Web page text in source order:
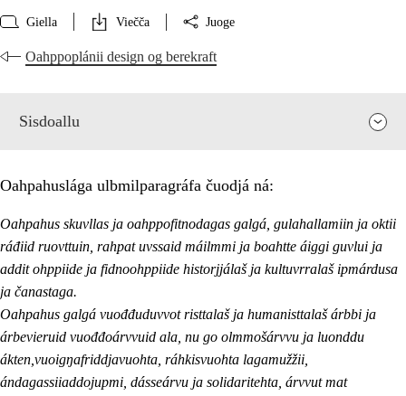
Giella Viečča Juoge
Oahppoplánii design og berekraft
Sisdoallu
Oahpahuslága ulbmilparagráfa čuodjá ná:
Oahpahus skuvllas ja oahppofitnodagas galgá, gulahallamiin ja oktii
ráđiid ruovttuin, rahpat uvssaid máilmmi ja boahtte áiggi guvlui ja
addit ohppiide ja fidnoohppiide historjjálaš ja kultuvrralaš ipmárdusa
ja čanastaga.
Oahpahus galgá vuođđuduvvot risttalaš ja humanisttalaš árbbi ja
árbevieruid vuođđoárvvuid ala, nu go olmmošárvvu ja luonddu
ákten,vuoigŋafriddjavuohta, ráhkisvuohta lagamužžii,
ándagassiiaddojupmi, dásseárvu ja solidaritehta, árvvut mat